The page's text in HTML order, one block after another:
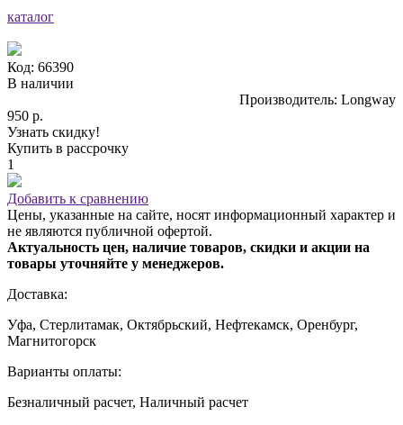
каталог
Код: 66390
В наличии
Производитель: Longway
950 р.
Узнать скидку!
Купить в рассрочку
1
Добавить к сравнению
Цены, указанные на сайте, носят информационный характер и
не являются публичной офертой.
Актуальность цен, наличие товаров, скидки и акции на
товары уточняйте у менеджеров.
Доставка:
Уфа, Стерлитамак, Октябрьский, Нефтекамск, Оренбург,
Магнитогорск
Варианты оплаты:
Безналичный расчет, Наличный расчет